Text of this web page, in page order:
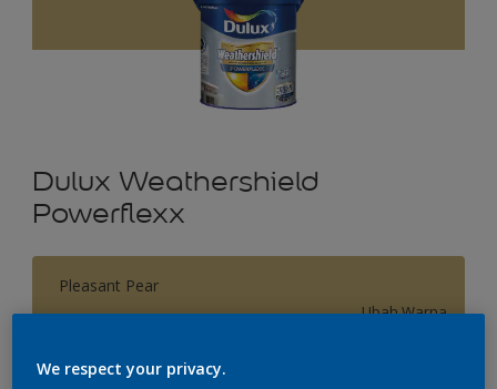
Dulux Weathershield
Powerflexx
Pleasant Pear
Ubah Warna
Ukuran
We respect your privacy.